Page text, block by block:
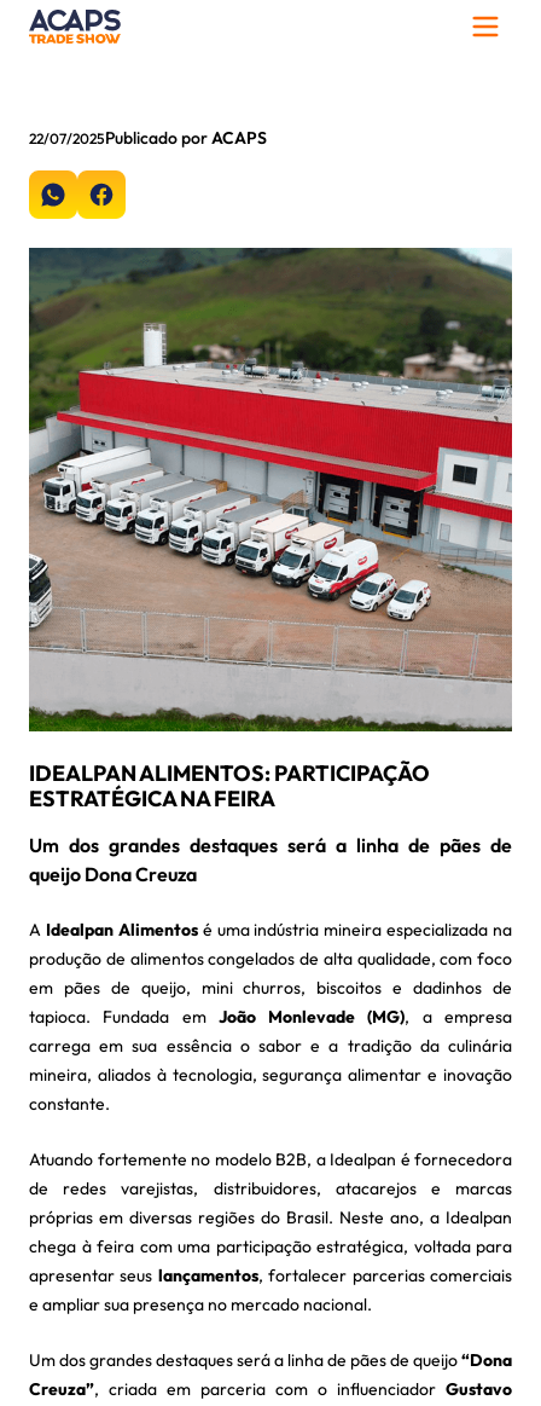
22/07/2025Publicado porACAPS
IDEALPAN ALIMENTOS: PARTICIPAÇÃO
ESTRATÉGICA NA FEIRA
Um dos grandes destaques será a linha de pães de
queijo Dona Creuza
A Idealpan Alimentosé uma indústria mineira especializada na
produção de alimentos congelados de alta qualidade, com foco
em pães de queijo, mini churros, biscoitos e dadinhos de
tapioca. Fundada em João Monlevade (MG), a empresa
carrega em sua essência o sabor e a tradição da culinária
mineira, aliados à tecnologia, segurança alimentar e inovação
constante.
Atuando fortemente no modelo B2B, a Idealpan é fornecedora
de redes varejistas, distribuidores, atacarejos e marcas
próprias em diversas regiões do Brasil. Neste ano, a Idealpan
chega à feira com uma participação estratégica, voltada para
apresentar seus lançamentos, fortalecer parcerias comerciais
e ampliar sua presença no mercado nacional.
Um dos grandes destaques será a linha de pães de queijo“Dona
Creuza”, criada em parceria com o influenciador Gustavo